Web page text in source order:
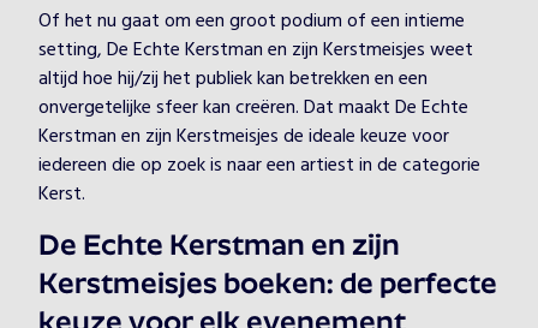
Of het nu gaat om een groot podium of een intieme
setting, De Echte Kerstman en zijn Kerstmeisjes weet
altijd hoe hij/zij het publiek kan betrekken en een
onvergetelijke sfeer kan creëren. Dat maakt De Echte
Kerstman en zijn Kerstmeisjes de ideale keuze voor
iedereen die op zoek is naar een artiest in de categorie
Kerst.
De Echte Kerstman en zijn
Kerstmeisjes boeken: de perfecte